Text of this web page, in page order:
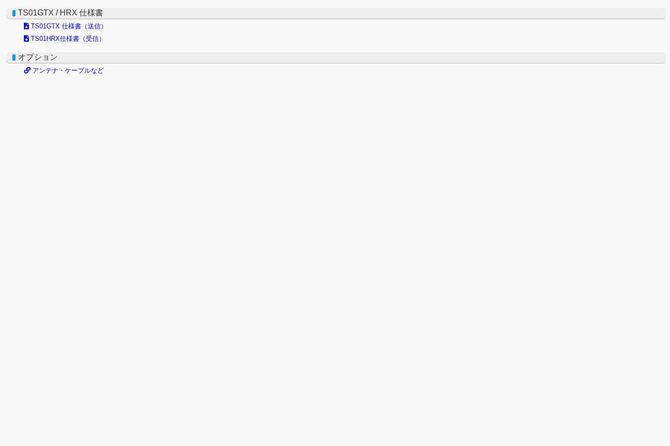
TS01GTX / HRX 仕様書
TS01GTX 仕様書（送信）
TS01HRX仕様書（受信）
オプション
アンテナ・ケーブルなど